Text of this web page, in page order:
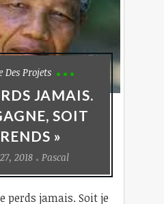
Des Projets
JAMAIS.
SOIT
»
2018 Pascal
perds jamais. Soit je